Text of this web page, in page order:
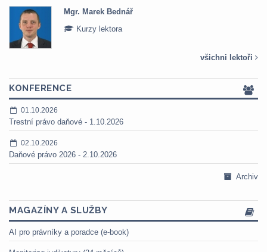
Mgr. Marek Bednář
Kurzy lektora
všichni lektoři
KONFERENCE
01.10.2026
Trestní právo daňové - 1.10.2026
02.10.2026
Daňové právo 2026 - 2.10.2026
Archiv
MAGAZÍNY A SLUŽBY
AI pro právníky a poradce (e-book)